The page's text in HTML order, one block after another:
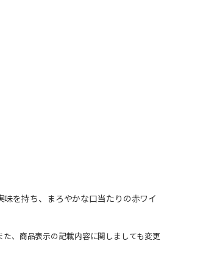
を持ち、まろやかな口当たりの赤ワイ
、商品表示の記載内容に関しましても変更